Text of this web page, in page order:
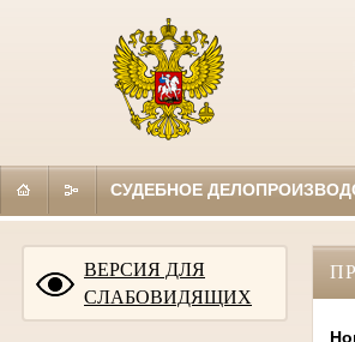
СУДЕБНОЕ
ВЕРСИЯ ДЛЯ
СЛАБОВИДЯЩИХ